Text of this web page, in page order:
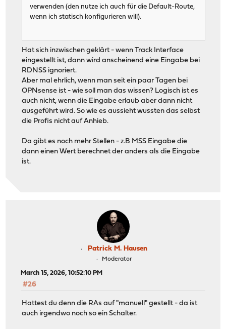
verwenden (den nutze ich auch für die Default-Route,
wenn ich statisch konfigurieren will).
Hat sich inzwischen geklärt - wenn Track Interface
eingestellt ist, dann wird anscheinend eine Eingabe bei
RDNSS ignoriert.
Aber mal ehrlich, wenn man seit ein paar Tagen bei
OPNsense ist - wie soll man das wissen? Logisch ist es
auch nicht, wenn die Eingabe erlaub aber dann nicht
ausgeführt wird. So wie es aussieht wussten das selbst
die Profis nicht auf Anhieb.
Da gibt es noch mehr Stellen - z.B MSS Eingabe die
dann einen Wert berechnet der anders als die Eingabe
ist.
Patrick M. Hausen
Moderator
March 15, 2026, 10:52:10 PM
#26
Hattest du denn die RAs auf "manuell" gestellt - da ist
auch irgendwo noch so ein Schalter.